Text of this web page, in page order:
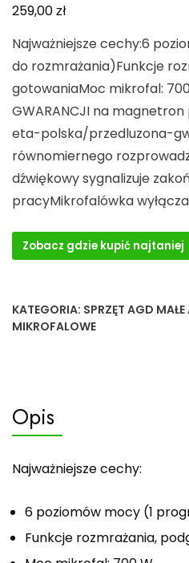
259,00zł
Najważniejsze cechy:6
do rozmrażania)Funkcje
gotowaniaMoc mikrofal:
GWARANCJI na
eta-polska/przedluzona-
równomiernego
dźwiękowy sygnalizuje
pracyMikrofalówka
Zobacz gdzie kupić najtaniej
KATEGORIA: SPRZĘT AGD
MIKROFALOWE
Opis
Najważniejsze cechy:
6 poziomów mocy (1
Funkcje rozmrażania,